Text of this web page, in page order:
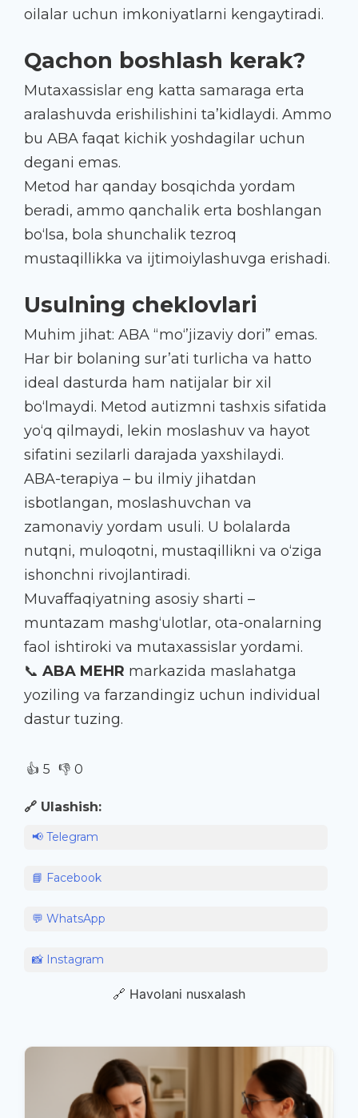
oilalar uchun imkoniyatlarni kengaytiradi.
Qachon boshlash kerak?
Mutaxassislar eng katta samaraga erta
aralashuvda erishilishini ta’kidlaydi. Ammo
bu ABA faqat kichik yoshdagilar uchun
degani emas.
Metod har qanday bosqichda yordam
beradi, ammo qanchalik erta boshlangan
bo‘lsa, bola shunchalik tezroq
mustaqillikka va ijtimoiylashuvga erishadi.
Usulning cheklovlari
Muhim jihat: ABA “mo‘’jizaviy dori” emas.
Har bir bolaning sur’ati turlicha va hatto
ideal dasturda ham natijalar bir xil
bo‘lmaydi. Metod autizmni tashxis sifatida
yo‘q qilmaydi, lekin moslashuv va hayot
sifatini sezilarli darajada yaxshilaydi.
ABA-terapiya – bu ilmiy jihatdan
isbotlangan, moslashuvchan va
zamonaviy yordam usuli. U bolalarda
nutqni, muloqotni, mustaqillikni va o‘ziga
ishonchni rivojlantiradi.
Muvaffaqiyatning asosiy sharti –
muntazam mashg‘ulotlar, ota-onalarning
faol ishtiroki va mutaxassislar yordami.
📞 ABA MEHR markazida maslahatga
yoziling va farzandingiz uchun individual
dastur tuzing.
👍 5 👎 0
🔗 Ulashish:
📢 Telegram
📘 Facebook
💬 WhatsApp
📸 Instagram
🔗 Havolani nusxalash